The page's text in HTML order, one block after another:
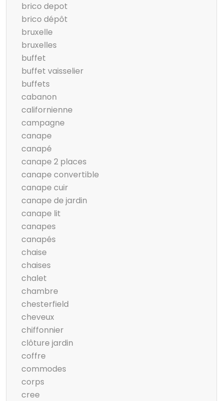
brico depot
brico dépôt
bruxelle
bruxelles
buffet
buffet vaisselier
buffets
cabanon
californienne
campagne
canape
canapé
canape 2 places
canape convertible
canape cuir
canape de jardin
canape lit
canapes
canapés
chaise
chaises
chalet
chambre
chesterfield
cheveux
chiffonnier
clôture jardin
coffre
commodes
corps
cree